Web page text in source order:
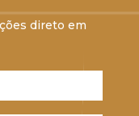
direto em